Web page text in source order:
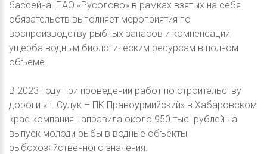
бассейна. ПАО «Русолово» в рамках взятых на себя
обязательств выполняет мероприятия по
воспроизводству рыбных запасов и компенсации
ущерба водным биологическим ресурсам в полном
объеме.
В 2023 году при проведении работ по строительству
дороги «п. Сулук – ПК Правоурмийский» в Хабаровском
крае компания направила около 950 тыс. рублей на
выпуск молоди рыбы в водные объекты
рыбохозяйственного значения.